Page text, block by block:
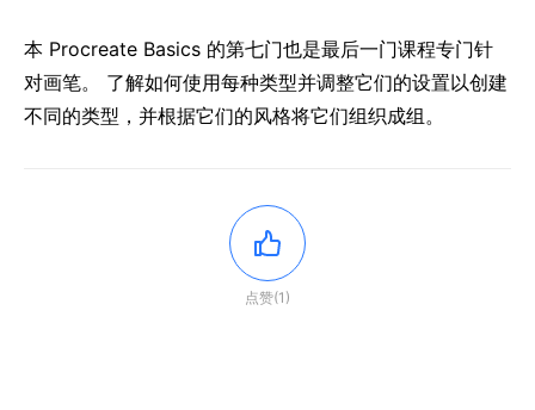
本 Procreate Basics 的第七门也是最后一门课程专门针
对画笔。 了解如何使用每种类型并调整它们的设置以创建
不同的类型，并根据它们的风格将它们组织成组。
点赞(1)